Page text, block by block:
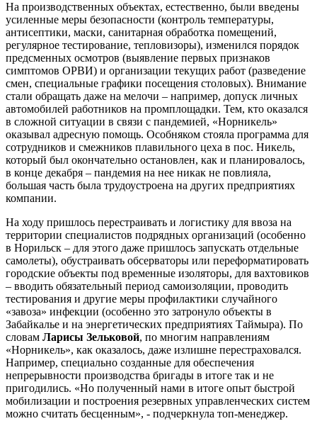
На производственных объектах, естественно, были введены
усиленные меры безопасности (контроль температуры,
антисептики, маски, санитарная обработка помещений,
регулярное тестирование, тепловизоры), изменился порядок
предсменных осмотров (выявление первых признаков
симптомов ОРВИ) и организации текущих работ (разведение
смен, специальные графики посещения столовых). Внимание
стали обращать даже на мелочи – например, допуск личных
автомобилей работников на промплощадки. Тем, кто оказался
в сложной ситуации в связи с пандемией, «Норникель»
оказывал адресную помощь. Особняком стояла программа для
сотрудников и смежников плавильного цеха в пос. Никель,
который был окончательно остановлен, как и планировалось,
в конце декабря – пандемия на нее никак не повлияла,
большая часть была трудоустроена на других предприятиях
компании.
На ходу пришлось перестраивать и логистику для ввоза на
территории специалистов подрядных организаций (особенно
в Норильск – для этого даже пришлось запускать отдельные
самолеты), обустраивать обсерваторы или переформатировать
городские объекты под временные изоляторы, для вахтовиков
– вводить обязательный период самоизоляции, проводить
тестирования и другие меры профилактики случайного
«завоза» инфекции (особенно это затронуло объекты в
Забайкалье и на энергетических предприятиях Таймыра). По
словам Ларисы Зельковой, по многим направлениям
«Норникель», как оказалось, даже излишне перестраховался.
Например, специально созданные для обеспечения
непрерывности производства бригады в итоге так и не
пригодились. «Но полученный нами в итоге опыт быстрой
мобилизации и построения резервных управленческих систем
можно считать бесценным», - подчеркнула топ-менеджер.